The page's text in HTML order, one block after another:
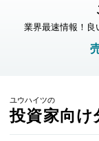
業界最速情報！良
ユウハイツの
投資家向け